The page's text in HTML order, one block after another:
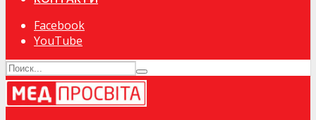
Facebook
YouTube